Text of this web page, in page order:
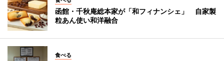
函館・千秋庵総本家が「和フィナンシェ」 自家製
粒あん使い和洋融合
食べる